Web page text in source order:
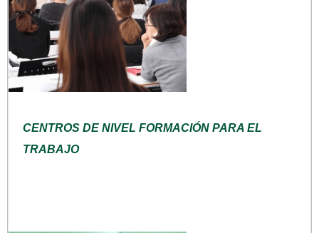
CENTROS DE NIVEL FORMACIÓN PARA EL
TRABAJO